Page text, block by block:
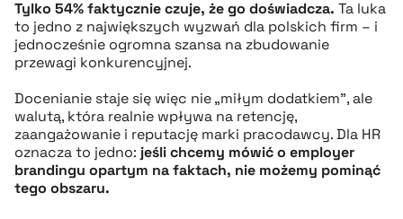
Tylko 54% faktycznie czuje, że go doświadcza. Ta luka
to jedno z największych wyzwań dla polskich firm – i
jednocześnie ogromna szansa na zbudowanie
przewagi konkurencyjnej.
Docenianie staje się więc nie „miłym dodatkiem”, ale
walutą, która realnie wpływa na retencję,
zaangażowanie i reputację marki pracodawcy. Dla HR
oznacza to jedno: jeśli chcemy mówić o employer
brandingu opartym na faktach, nie możemy pominąć
tego obszaru.